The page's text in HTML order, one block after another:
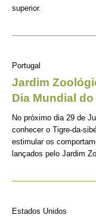
superior.
Portugal
Jardim
Dia Mundial do
No próximo dia 29 de
conhecer o Tigre-da-
estimular os
lançados pelo Jardim
Estados Unidos